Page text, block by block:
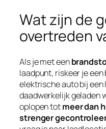
Wat zijn de
overtreden
Als je met een
laadpunt, riskeer je
elektrische auto bij
daadwerkelijk geladen
oplopen totmeer dan
strenger